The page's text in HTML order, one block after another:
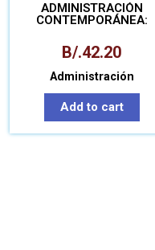
ADMINISTRACIÓN
CONTEMPORÁNEA:
B/.42.20
Administración
Add to cart